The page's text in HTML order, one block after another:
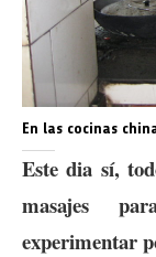
En las cocinas
Este dia sí,
masajes
experimentar